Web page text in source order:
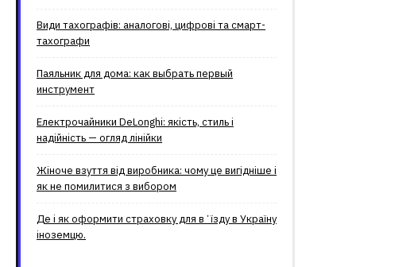
Види тахографів: аналогові, цифрові та смарт-
тахографи
Паяльник для дома: как выбрать первый
инструмент
Електрочайники DeLonghi: якість, стиль і
надійність — огляд лінійки
Жіноче взуття від виробника: чому це вигідніше і
як не помилитися з вибором
Де і як оформити страховку для вʼїзду в Україну
іноземцю.